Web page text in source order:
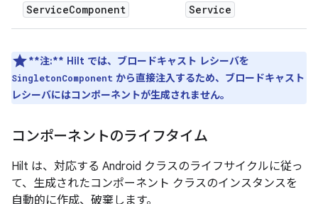
ServiceComponent Service
**注:** Hilt では、ブロードキャスト レシーバを
SingletonComponent から直接注入するため、ブロードキャスト
レシーバにはコンポーネントが生成されません。
コンポーネントのライフタイム
Hilt は、対応する Android クラスのライフサイクルに従っ
て、生成されたコンポーネント クラスのインスタンスを
自動的に作成、破棄します。